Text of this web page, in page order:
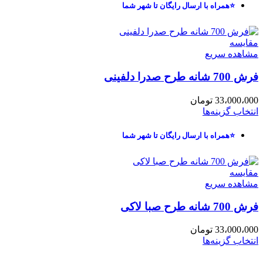
⭐همراه با ارسال رایگان تا شهر شما
مقایسه
مشاهده سریع
فرش 700 شانه طرح صدرا دلفینی
33،000،000 تومان
انتخاب گزینه‌ها
⭐همراه با ارسال رایگان تا شهر شما
مقایسه
مشاهده سریع
فرش 700 شانه طرح صبا لاکی
33،000،000 تومان
انتخاب گزینه‌ها